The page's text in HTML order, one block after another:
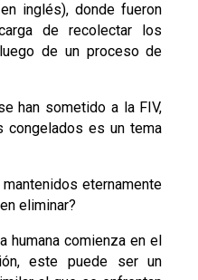
inglés), donde fueron
de recolectar los
de un proceso de
han sometido a la FIV,
es un tema
eternamente
eliminar?
humana comienza en el
este puede ser un